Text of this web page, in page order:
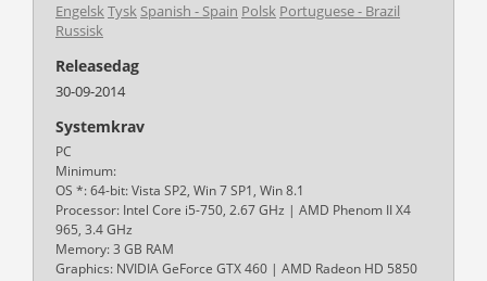
EngelskTysk Spanish - Spain Polsk Portuguese - Brazil
Russisk
Releasedag
30-09-2014
Systemkrav
PC
Minimum:
OS *: 64-bit: Vista SP2, Win 7 SP1, Win 8.1
Processor: Intel Core i5-750, 2.67 GHz | AMD Phenom II X4
965, 3.4 GHz
Memory: 3 GB RAM
Graphics: NVIDIA GeForce GTX 460 | AMD Radeon HD 5850